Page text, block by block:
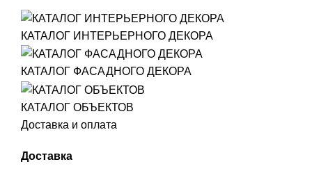
КАТАЛОГ ИНТЕРЬЕРНОГО ДЕКОРА
КАТАЛОГ ФАСАДНОГО ДЕКОРА
КАТАЛОГ ОБЪЕКТОВ
Доставка и оплата
Доставка